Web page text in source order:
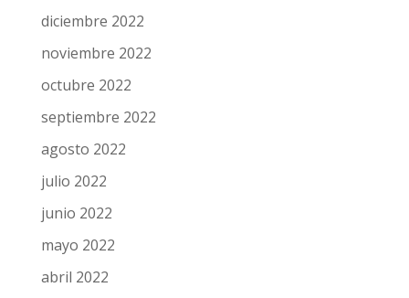
diciembre 2022
noviembre 2022
octubre 2022
septiembre 2022
agosto 2022
julio 2022
junio 2022
mayo 2022
abril 2022